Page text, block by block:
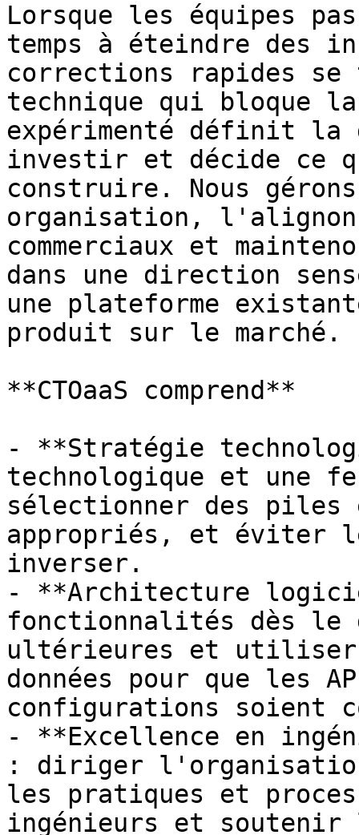
Lorsque les équipes
temps à éteindre des
corrections rapides se
technique qui bloque la
expérimenté définit
investir et décide ce
construire. Nous
organisation,
commerciaux et
dans une direction
une plateforme
produit sur le marché.
**CTOaaS comprend**
- **Stratégie
technologique et une
sélectionner des piles
appropriés, et éviter
inverser.
- **Architecture
fonctionnalités dès le
ultérieures et utiliser
données pour que les
configurations soient
- **Excellence en
: diriger
les pratiques et
ingénieurs et soutenir